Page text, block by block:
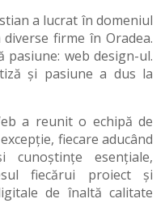
a lucrat în domeniul
firme în Oradea.
web design-ul.
și pasiune a dus la
a reunit o echipă de
fiecare aducând
esențiale,
fiecărui proiect și
de înaltă calitate